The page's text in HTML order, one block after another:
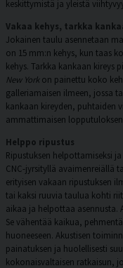
keskittymistä ja yleistä
Vakaa kehys, tarkka
Jokainen taulu asennetaan
on 15 mm:n kehys, kun taas
kehys. Tarkka kankaan
New Yorkon painettu koko
galleriamaisen ilmeen, jossa
kankaan kireyden, puhtaiden
ammattimaisen lopputuloksen.
Helppo ripustus
Ripustuksen helpottamiseksi
CNC-jyrsityllä avaimenreiällä
erityisen vakaan ripustuksen
tai kaksi ruuvia taulua kohti
aikaa ja helpottaa
Se vähentää kaikua,
huoneeseen. Akustisen
painatuksen ja huolellisesti
kokonaisvaltaisen ratkaisun,